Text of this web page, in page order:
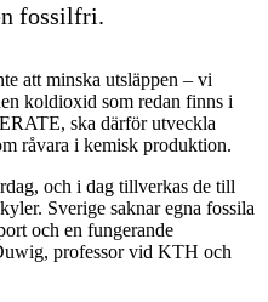
fossilfri.
att minska utsläppen – vi
koldioxid som redan finns i
ska därför utveckla
råvara i kemisk produktion.
och i dag tillverkas de till
Sverige saknar egna fossila
och en fungerande
professor vid KTH och